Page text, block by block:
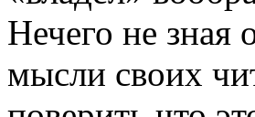
Нечего не зная
мысли своих